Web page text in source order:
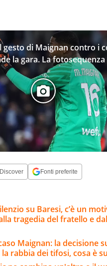
gesto di Maignan contro i
la gara. La fotosequenza
Fonti preferite
su Baresi, c’è un
tragedia del fratello e
Maignan: la decisione
rabbia dei tifosi, cosa è